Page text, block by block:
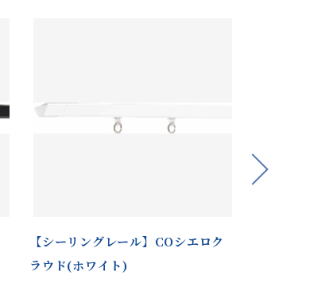
【シーリングレール】COシエロク
ラウド(ホワイト)
Next